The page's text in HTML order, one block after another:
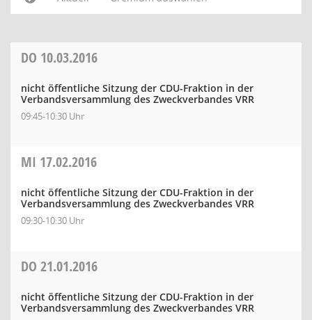
DO 10.03.2016
nicht öffentliche Sitzung der CDU-Fraktion in der
Verbandsversammlung des Zweckverbandes VRR
09:45-10:30 Uhr
MI 17.02.2016
nicht öffentliche Sitzung der CDU-Fraktion in der
Verbandsversammlung des Zweckverbandes VRR
09:30-10:30 Uhr
DO 21.01.2016
nicht öffentliche Sitzung der CDU-Fraktion in der
Verbandsversammlung des Zweckverbandes VRR